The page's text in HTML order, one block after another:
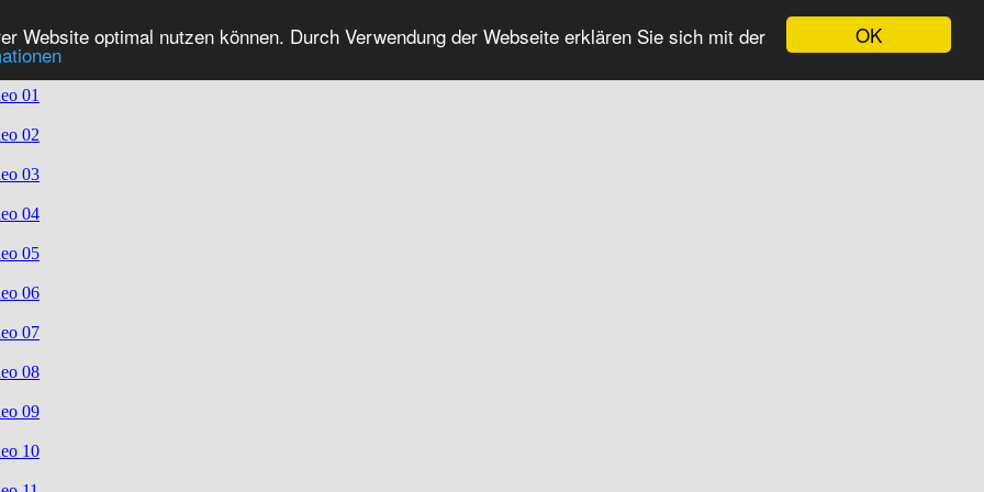
OK
Website optimal nutzen können. Durch Verwendung der Webseite erklären Sie sich mit der
01
02
03
04
05
06
07
08
09
10